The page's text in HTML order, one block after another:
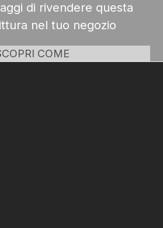
di rivendere questa
nel tuo negozio
COME